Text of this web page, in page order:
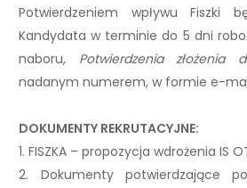
Potwierdzeniem wpływu Fiszki
Kandydata w terminie do 5 dni
naboru, Potwierdzenia złożenia
nadanym numerem, w formie e-
DOKUMENTY REKRUTACYJNE:
1. FISZKA – propozycja wdrożenia IS
2. Dokumenty potwierdzające